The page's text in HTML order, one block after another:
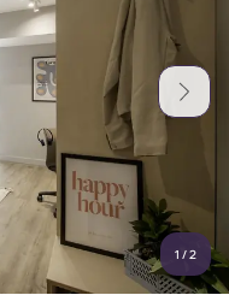
Llengua
Español
Deutsch
French
1 /2